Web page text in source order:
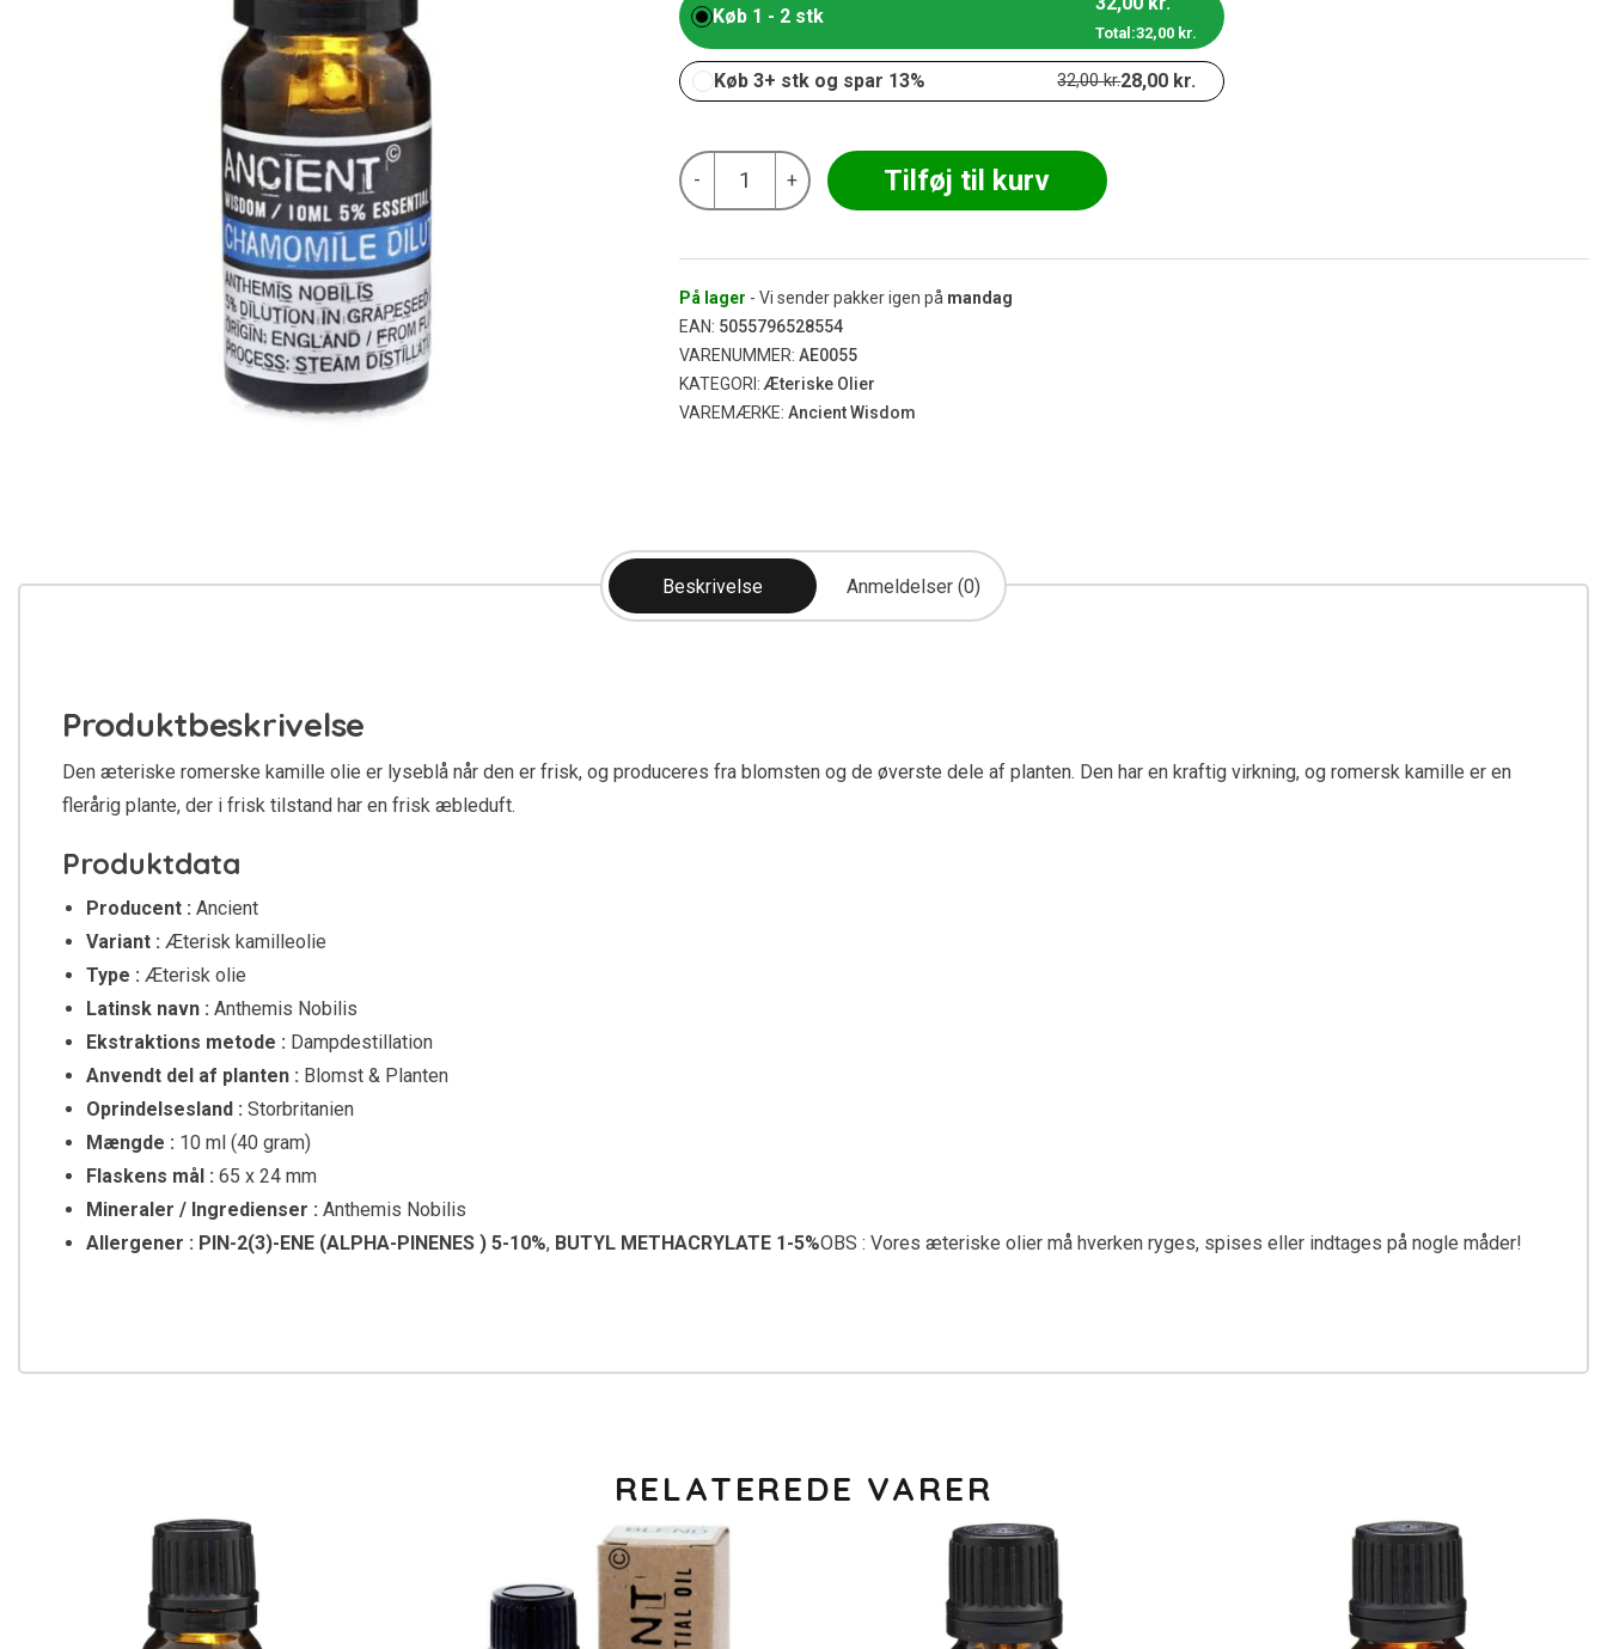
Køb 1 - 2 stk
Total:32,00 kr.
Køb 3+ stk og spar 13% 32,00kr.28,00 kr.
-
Ancient
Kamille
10
ml
+ Tilføj til kurv
På lager - Vi sender pakker igen på mandag
EAN: 5055796528554
VARENUMMER: AE0055
KATEGORI: Æteriske Olier
VAREMÆRKE: Ancient Wisdom
Beskrivelse Anmeldelser (0)
Produktbeskrivelse
Den æteriske romerske kamille olie er lyseblå når den er frisk, og produceres fra blomsten og de øverste dele af planten. Den har en kraftig virkning, og romersk kamille er en
flerårig plante, der i frisk tilstand har en frisk æbleduft.
Produktdata
Producent : Ancient
Variant : Æterisk kamilleolie
Type : Æterisk olie
Latinsk navn : Anthemis Nobilis
Ekstraktions metode : Dampdestillation
Anvendt del af planten : Blomst & Planten
Oprindelsesland : Storbritanien
Mængde : 10 ml (40 gram)
Flaskens mål : 65 x 24 mm
Mineraler / Ingredienser : Anthemis Nobilis
Allergener : PIN-2(3)-ENE (ALPHA-PINENES ) 5-10%, BUTYL METHACRYLATE 1-5%OBS : Vores æteriske olier må hverken ryges, spises eller indtages på nogle måder!
RELATEREDE VARER